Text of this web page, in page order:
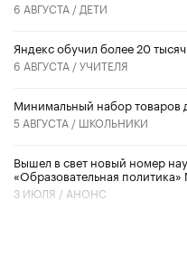
6 АВГУСТА / ДЕТИ
​Яндекс обучил более 20
6 АВГУСТА /УЧИТЕЛЯ
Минимальный набор товаров
5 АВГУСТА / ШКОЛЬНИКИ
Вышел в свет новый номер
«Образовательная
3 ИЮЛЯ / АНОНС